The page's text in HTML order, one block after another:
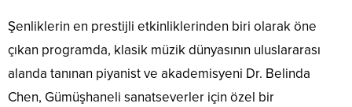
Şenliklerin en prestijli etkinliklerinden biri olarak öne
çıkan programda, klasik müzik dünyasının uluslararası
alanda tanınan piyanist ve akademisyeni Dr. Belinda
Chen, Gümüşhaneli sanatseverler için özel bir